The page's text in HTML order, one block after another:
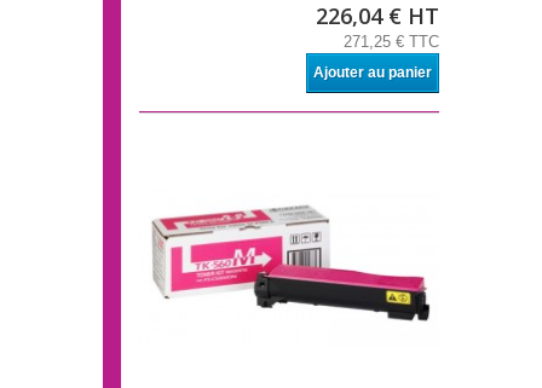
226,04 € HT
271,25 € TTC
Ajouter au panier